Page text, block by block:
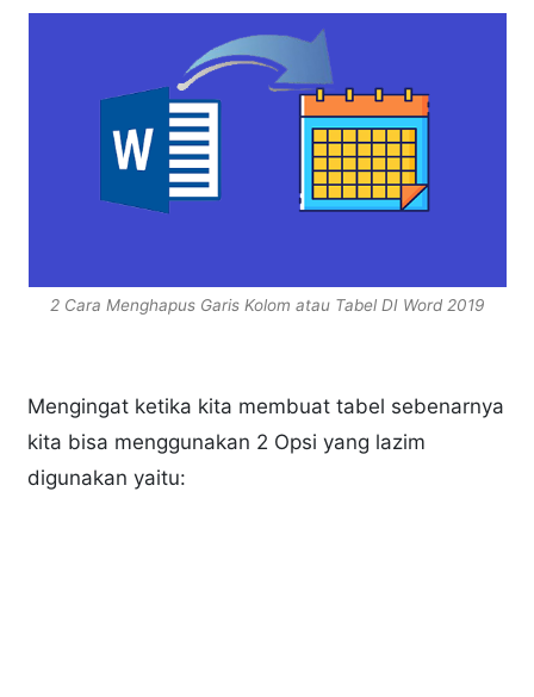
2 Cara Menghapus Garis Kolom atau Tabel DI Word 2019
Mengingat ketika kita membuat tabel sebenarnya
kita bisa menggunakan 2 Opsi yang lazim
digunakan yaitu: